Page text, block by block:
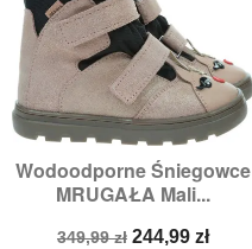
Wodoodporne Śniegowce
MRUGAŁA Mali...
Cena
349,99 zł Cena
244,99 zł